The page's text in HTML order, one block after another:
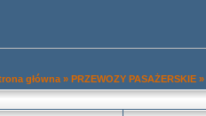
główna » PRZEWOZY PASAŻERSKIE »